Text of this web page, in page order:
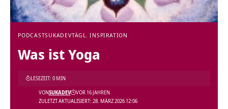
PODCASTSUKADEVTÄGL. INSPIRATION
Was ist Yoga
ZULETZT AKTUALISIERT: 28. MÄRZ 2026 12:06
VONSUKADEV VOR 16 JAHREN
LESEZEIT: 0 MIN